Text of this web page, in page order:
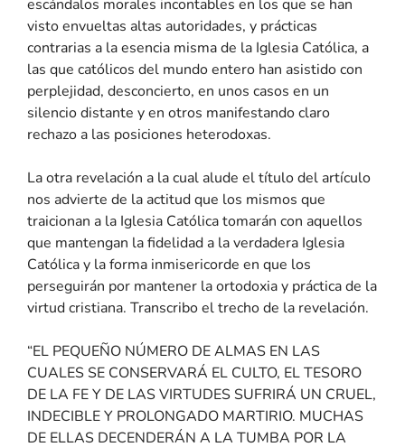
escándalos morales incontables en los que se han
visto envueltas altas autoridades, y prácticas
contrarias a la esencia misma de la Iglesia Católica, a
las que católicos del mundo entero han asistido con
perplejidad, desconcierto, en unos casos en un
silencio distante y en otros manifestando claro
rechazo a las posiciones heterodoxas.
La otra revelación a la cual alude el título del artículo
nos advierte de la actitud que los mismos que
traicionan a la Iglesia Católica tomarán con aquellos
que mantengan la fidelidad a la verdadera Iglesia
Católica y la forma inmisericorde en que los
perseguirán por mantener la ortodoxia y práctica de la
virtud cristiana. Transcribo el trecho de la revelación.
“EL PEQUEÑO NÚMERO DE ALMAS EN LAS
CUALES SE CONSERVARÁ EL CULTO, EL TESORO
DE LA FE Y DE LAS VIRTUDES SUFRIRÁ UN CRUEL,
INDECIBLE Y PROLONGADO MARTIRIO. MUCHAS
DE ELLAS DECENDERÁN A LA TUMBA POR LA